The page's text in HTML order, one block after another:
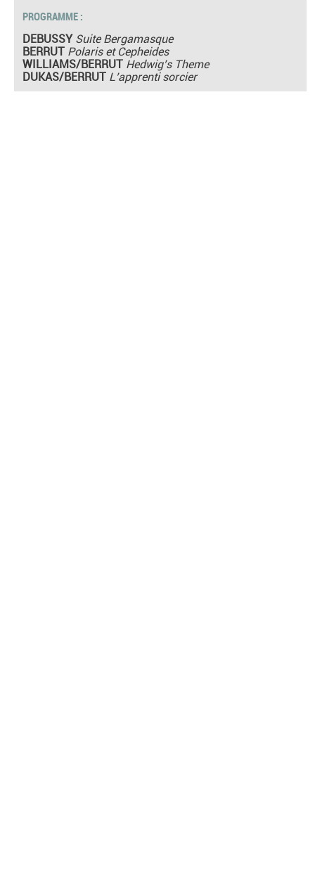
PROGRAMME :
DEBUSSY Suite Bergamasque
BERRUT Polaris et Cepheides
WILLIAMS/BERRUT Hedwig’s Theme
DUKAS/BERRUT L’apprenti sorcier